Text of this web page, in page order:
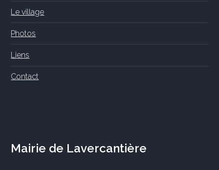
Le village
Photos
Liens
Contact
Mairie de Lavercantière